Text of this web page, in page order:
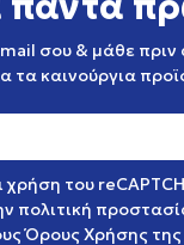
σου & μάθε πριν
τα καινούργια
χρήση του
πολιτική
Όρους Χρήσης